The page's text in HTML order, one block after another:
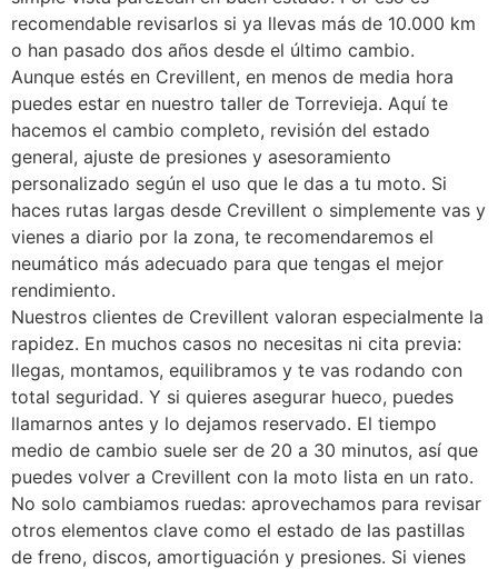
recomendable revisarlos si ya llevas más de 10.000 km
o han pasado dos años desde el último cambio.
Aunque estés en Crevillent, en menos de media hora
puedes estar en nuestro taller de Torrevieja. Aquí te
hacemos el cambio completo, revisión del estado
general, ajuste de presiones y asesoramiento
personalizado según el uso que le das a tu moto. Si
haces rutas largas desde Crevillent o simplemente vas y
vienes a diario por la zona, te recomendaremos el
neumático más adecuado para que tengas el mejor
rendimiento.
Nuestros clientes de Crevillent valoran especialmente la
rapidez. En muchos casos no necesitas ni cita previa:
llegas, montamos, equilibramos y te vas rodando con
total seguridad. Y si quieres asegurar hueco, puedes
llamarnos antes y lo dejamos reservado. El tiempo
medio de cambio suele ser de 20 a 30 minutos, así que
puedes volver a Crevillent con la moto lista en un rato.
No solo cambiamos ruedas: aprovechamos para revisar
otros elementos clave como el estado de las pastillas
de freno, discos, amortiguación y presiones. Si vienes